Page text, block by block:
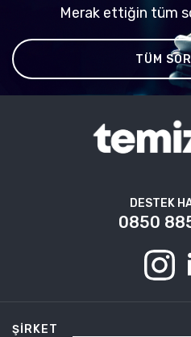
Merak ettiğin tüm
TÜM
DESTEK
0850
ŞIRKET